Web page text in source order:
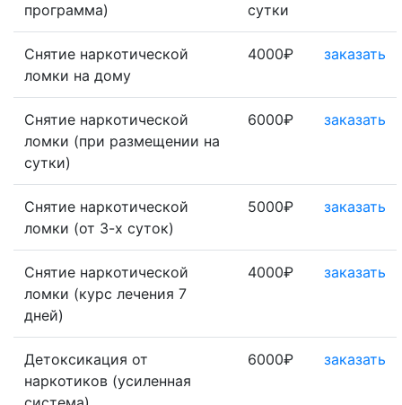
программа)
сутки
Снятие наркотической
ломки на дому
4000₽ заказать
Снятие наркотической
ломки (при размещении на
сутки)
6000₽ заказать
Снятие наркотической
ломки (от 3-х суток)
5000₽ заказать
Снятие наркотической
ломки (курс лечения 7
дней)
4000₽ заказать
Детоксикация от
наркотиков (усиленная
6000₽ заказать